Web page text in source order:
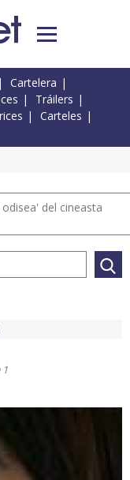
Cartelera
Tráilers
Carteles
del cineasta
1